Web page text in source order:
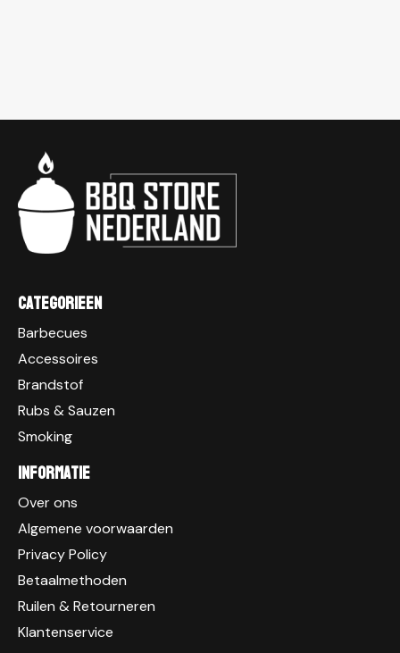
Categorieen
Barbecues
Accessoires
Brandstof
Rubs & Sauzen
Smoking
Informatie
Over ons
Algemene voorwaarden
Privacy Policy
Betaalmethoden
Ruilen & Retourneren
Klantenservice